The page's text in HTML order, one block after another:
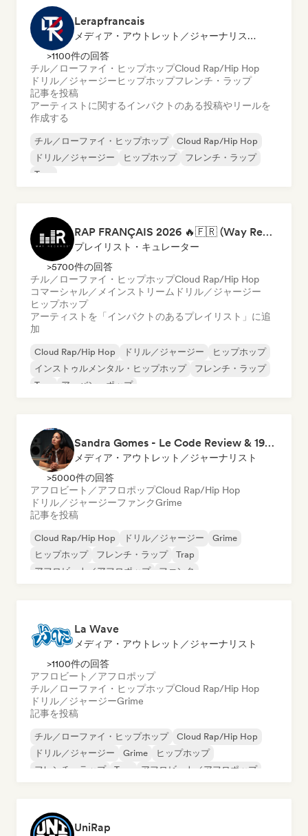
Lerapfrancais
メディア・アウトレット／ジャーナリスト, ソーシャルメディアインフルエンサー
>1100件の回答
チル／ローファイ・ヒップホップCloud Rap/Hip Hop
ドリル／ジャージーヒップホップフレンチ・ラップ
記事を投稿
アーティストに関するインパクトのある投稿やリールを
作成する
チル／ローファイ・ヒップホップ
Cloud Rap/Hip Hop
ドリル／ジャージー
ヒップホップ
フレンチ・ラップ
Trap
RAP FRANÇAIS 2026 🔥🇫🇷 (Way Records)
プレイリスト・キュレーター
>5700件の回答
チル／ローファイ・ヒップホップCloud Rap/Hip Hop
コマーシャル／メインストリーム ドリル／ジャージー
ヒップホップ
アーティストを「インパクトのあるプレイリスト」に追
加
Cloud Rap/Hip Hop ドリル／ジャージー
ヒップホップ
インストゥルメンタル・ヒップホップ
フレンチ・ラップ
Trap
アーバン・ポップ
Sandra Gomes - Le Code Review & 1993initiales
メディア・アウトレット／ジャーナリスト
>5000件の回答
アフロビート／アフロポップCloud Rap/Hip Hop
ドリル／ジャージーファンクGrime
記事を投稿
Cloud Rap/Hip Hop ドリル／ジャージー
Grime
ヒップホップ
フレンチ・ラップ
Trap
アフロビート／アフロポップ
ファンク
La Wave
メディア・アウトレット／ジャーナリスト
>1100件の回答
アフロビート／アフロポップ
チル／ローファイ・ヒップホップCloud Rap/Hip Hop
ドリル／ジャージーGrime
記事を投稿
チル／ローファイ・ヒップホップ
Cloud Rap/Hip Hop
ドリル／ジャージー
Grime
ヒップホップ
フレンチ・ラップ
Trap アフロビート／アフロポップ
UniRap